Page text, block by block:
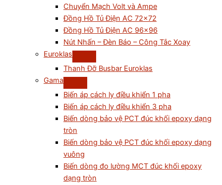
Chuyển Mạch Volt và Ampe
Đồng Hồ Tủ Điện AC 72×72
Đồng Hồ Tủ Điện AC 96×96
Nút Nhấn – Đèn Báo – Công Tắc Xoay
Euroklas
Thanh Đỡ Busbar Euroklas
Gama
Biến áp cách ly điều khiển 1 pha
Biến áp cách ly điều khiển 3 pha
Biến dòng bảo vệ PCT đúc khối epoxy dạng
tròn
Biến dòng bảo vệ PCT đúc khối epoxy dạng
vuông
Biến dòng đo lường MCT đúc khối epoxy
dạng tròn